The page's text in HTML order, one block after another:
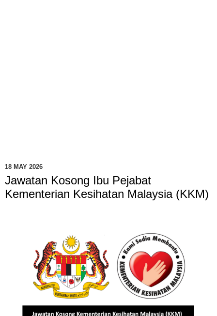
18 MAY 2026
Jawatan Kosong Ibu Pejabat
Kementerian Kesihatan Malaysia (KKM)